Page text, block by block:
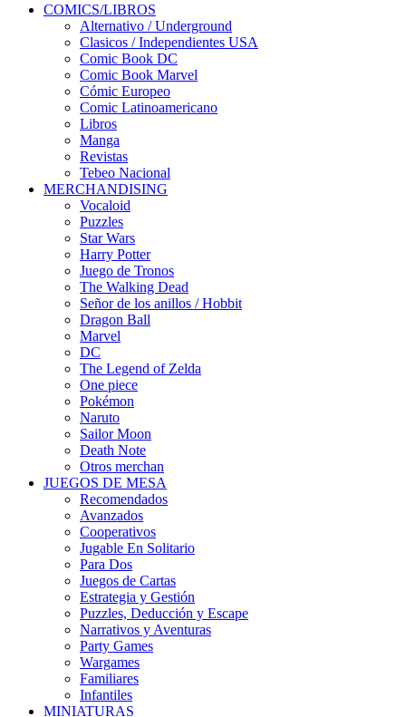
COMICS/LIBROS
Alternativo / Underground
Clasicos / Independientes USA
Comic Book DC
Comic Book Marvel
Cómic Europeo
Comic Latinoamericano
Libros
Manga
Revistas
Tebeo Nacional
MERCHANDISING
Vocaloid
Puzzles
Star Wars
Harry Potter
Juego de Tronos
The Walking Dead
Señor de los anillos / Hobbit
Dragon Ball
Marvel
DC
The Legend of Zelda
One piece
Pokémon
Naruto
Sailor Moon
Death Note
Otros merchan
JUEGOS DE MESA
Recomendados
Avanzados
Cooperativos
Jugable En Solitario
Para Dos
Juegos de Cartas
Estrategia y Gestión
Puzzles, Deducción y Escape
Narrativos y Aventuras
Party Games
Wargames
Familiares
Infantiles
MINIATURAS